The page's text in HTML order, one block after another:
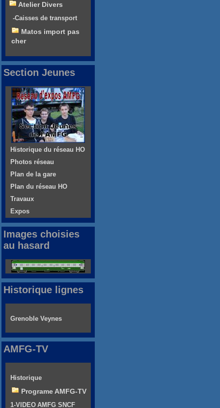
Atelier Divers
-Caisses de transport
Matos import pas
cher
Section Jeunes
Historique du réseau HO
Photos réseau
Plan de la gare
Plan du réseau HO
Travaux
Expos
Images choisies
au hasard
Historique lignes
Grenoble Veynes
AMFG-TV
Historique
Programe AMFG-TV
1-VIDEO AMFG SNCF